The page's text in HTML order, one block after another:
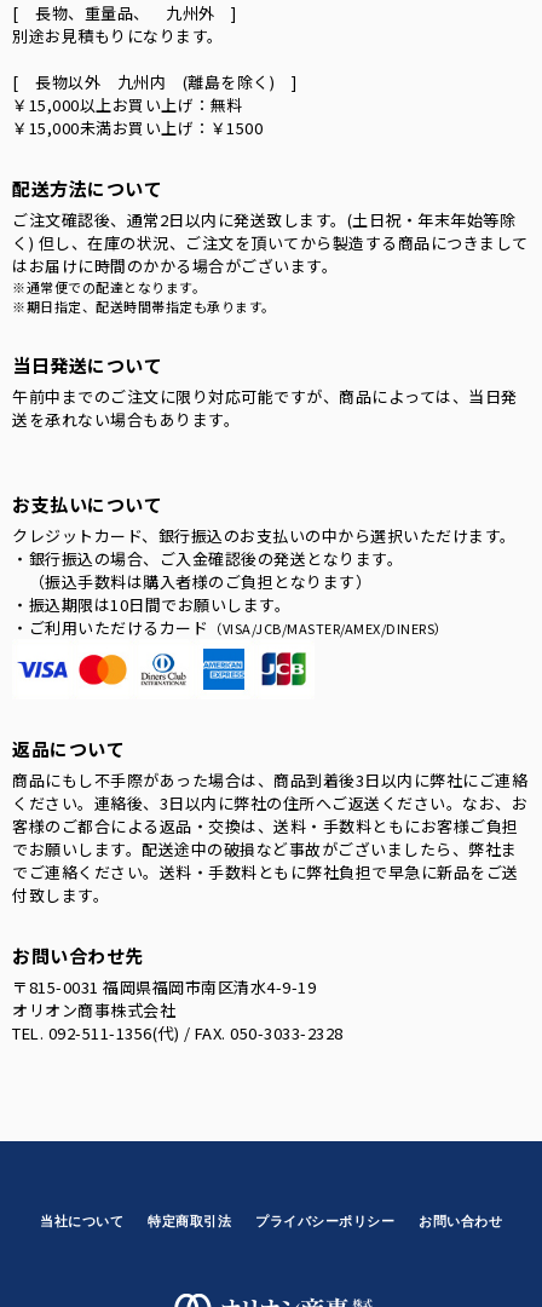
[ 長物、重量品、 九州外 ]
別途お見積もりになります。
[ 長物以外 九州内 (離島を除く) ]
￥15,000以上お買い上げ：無料
￥15,000未満お買い上げ：￥1500
配送方法について
ご注文確認後、通常2日以内に発送致します。(土日祝・年末年始等除
く) 但し、在庫の状況、ご注文を頂いてから製造する商品につきまして
はお届けに時間のかかる場合がございます。
※通常便での配達となります。
※期日指定、配送時間帯指定も承ります。
当日発送について
午前中までのご注文に限り対応可能ですが、商品によっては、当日発
送を承れない場合もあります。
お支払いについて
クレジットカード、銀行振込のお支払いの中から選択いただけます。
・銀行振込の場合、ご入金確認後の発送となります。
（振込手数料は購入者様のご負担となります）
・振込期限は10日間でお願いします。
・ご利用いただけるカード
（VISA/JCB/MASTER/AMEX/DINERS）
返品について
商品にもし不手際があった場合は、商品到着後3日以内に弊社にご連絡
ください。連絡後、3日以内に弊社の住所へご返送ください。なお、お
客様のご都合による返品・交換は、送料・手数料ともにお客様ご負担
でお願いします。配送途中の破損など事故がございましたら、弊社ま
でご連絡ください。送料・手数料ともに弊社負担で早急に新品をご送
付致します。
お問い合わせ先
〒815-0031 福岡県福岡市南区清水4-9-19
オリオン商事株式会社
TEL. 092-511-1356(代) / FAX. 050-3033-2328
当社について 特定商取引法 プライバシーポリシー お問い合わせ